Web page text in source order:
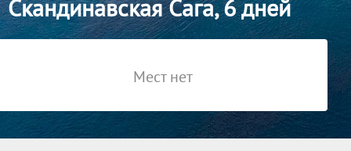
Скандинавская Сага, 6 дней
Мест нет